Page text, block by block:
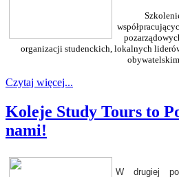
organizacji studenckich, lokalnych
obywatelskim.
Czytaj więcej...
Koleje Study Tours to
nami!
W drugiej